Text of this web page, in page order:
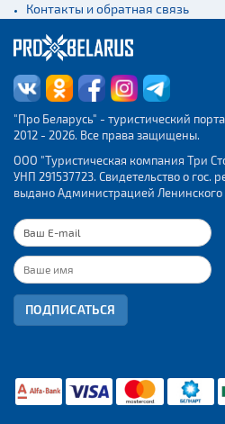
Аэропорты
Железнодорожные
вокзалы
Контакты и обратная связь
"Про Беларусь" - туристический
2012 - 2026. Все права защищены.
ООО "Туристическая компания Три
УНП 291537723. Свидетельство о гос.
выдано Администрацией Ленинского
ПОДПИСАТЬСЯ